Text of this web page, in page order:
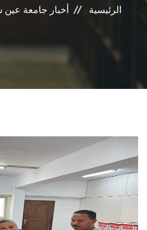
الرئيسية أخبار جامعة